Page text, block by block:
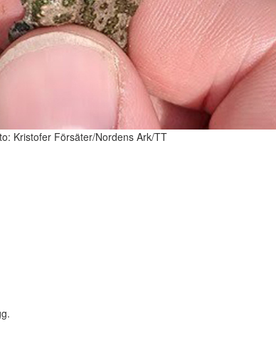
Kristofer Försäter/Nordens Ark/TT